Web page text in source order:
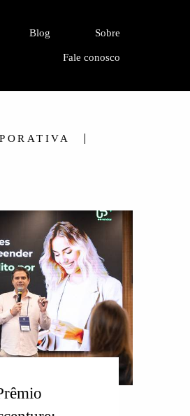
Blog Sobre
Fale conosco